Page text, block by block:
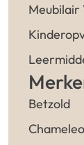
Betzold